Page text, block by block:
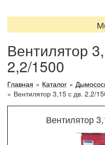
Вентилятор
2,2/1500
Главная » Каталог »
» Вентилятор 3,15 с дв. 2,2/
Вентилятор